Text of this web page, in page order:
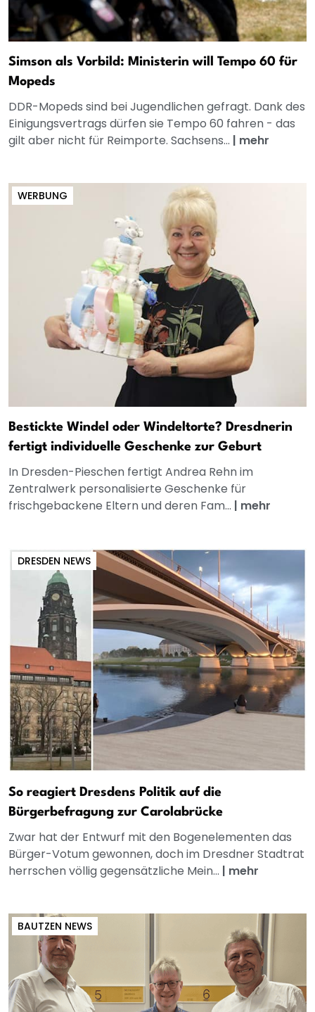
Simson als Vorbild: Ministerin will Tempo 60 für
Mopeds
DDR-Mopeds sind bei Jugendlichen gefragt. Dank des
Einigungsvertrags dürfen sie Tempo 60 fahren - das
gilt aber nicht für Reimporte. Sachsens... | mehr
WERBUNG
Bestickte Windel oder Windeltorte? Dresdnerin
fertigt individuelle Geschenke zur Geburt
In Dresden-Pieschen fertigt Andrea Rehn im
Zentralwerk personalisierte Geschenke für
frischgebackene Eltern und deren Fam... | mehr
DRESDEN NEWS
So reagiert Dresdens Politik auf die
Bürgerbefragung zur Carolabrücke
Zwar hat der Entwurf mit den Bogenelementen das
Bürger-Votum gewonnen, doch im Dresdner Stadtrat
herrschen völlig gegensätzliche Mein... | mehr
BAUTZEN NEWS